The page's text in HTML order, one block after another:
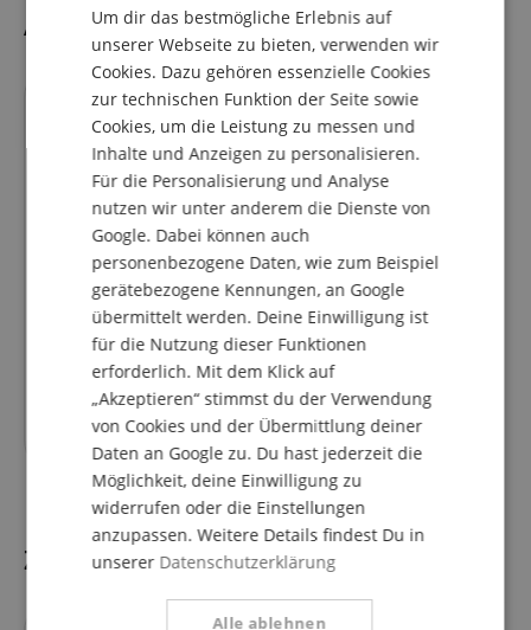
Alternativen
Patina Guitars PS-6 SGR
Sherwood Green
689,00€
Zubehör
FRENCH
SPANISH
Um dir das bestmögliche Erlebnis auf
unserer Webseite zu bieten, verwenden wir
Cookies. Dazu gehören essenzielle Cookies
zur technischen Funktion der Seite sowie
Cookies, um die Leistung zu messen und
Inhalte und Anzeigen zu personalisieren.
Für die Personalisierung und Analyse
nutzen wir unter anderem die Dienste von
Google. Dabei können auch
personenbezogene Daten, wie zum Beispiel
gerätebezogene Kennungen, an Google
übermittelt werden. Deine Einwilligung ist
für die Nutzung dieser Funktionen
erforderlich. Mit dem Klick auf
„Akzeptieren“ stimmst du der Verwendung
von Cookies und der Übermittlung deiner
Daten an Google zu. Du hast jederzeit die
Möglichkeit, deine Einwilligung zu
widerrufen oder die Einstellungen
anzupassen. Weitere Details findest Du in
unserer Datenschutzerklärung
Alle ablehnen